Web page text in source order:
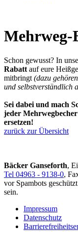
Mehrweg-
Schon gewusst? In
Rabatt auf eure
mitbringt (dazu
und selbstverständlich
Sei dabei und mach
jeder
ersetzen!
zurück zur Übersicht
Bäcker Ganseforth,
Tel 04963 - 9138-0,
vor Spambots
sein.
Impressum
Datenschutz